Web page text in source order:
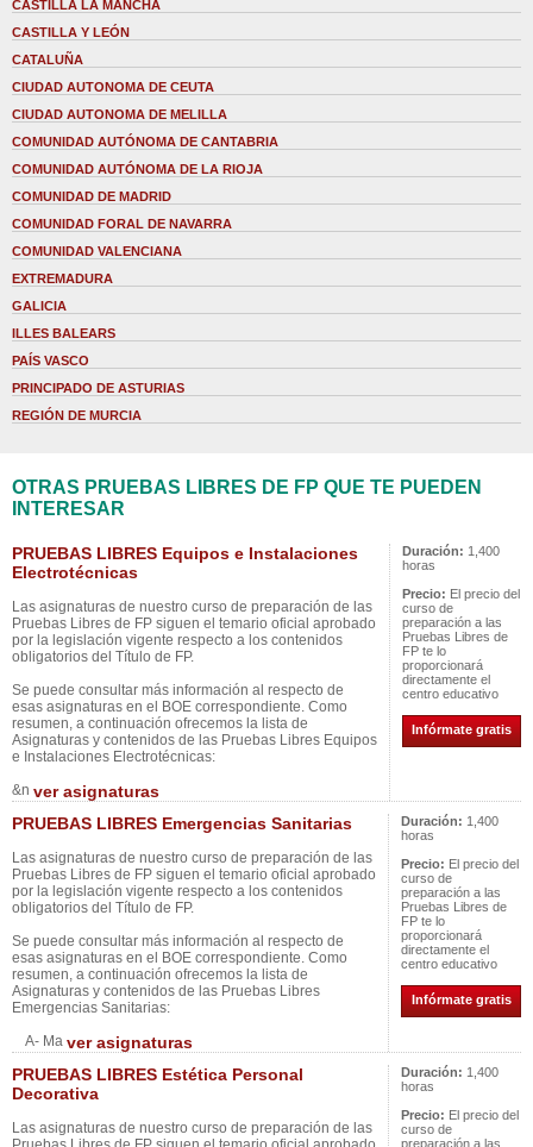
CASTILLA LA MANCHA
CASTILLA Y LEÓN
CATALUÑA
CIUDAD AUTONOMA DE CEUTA
CIUDAD AUTONOMA DE MELILLA
COMUNIDAD AUTÓNOMA DE CANTABRIA
COMUNIDAD AUTÓNOMA DE LA RIOJA
COMUNIDAD DE MADRID
COMUNIDAD FORAL DE NAVARRA
COMUNIDAD VALENCIANA
EXTREMADURA
GALICIA
ILLES BALEARS
PAÍS VASCO
PRINCIPADO DE ASTURIAS
REGIÓN DE MURCIA
OTRAS PRUEBAS LIBRES DE FP QUE TE PUEDEN
INTERESAR
PRUEBAS LIBRES Equipos e Instalaciones
Electrotécnicas
Las asignaturas de nuestro curso de preparación de las
Pruebas Libres de FP siguen el temario oficial aprobado
por la legislación vigente respecto a los contenidos
obligatorios del Título de FP.
Se puede consultar más información al respecto de
esas asignaturas en el BOE correspondiente. Como
resumen, a continuación ofrecemos la lista de
Asignaturas y contenidos de las Pruebas Libres Equipos
e Instalaciones Electrotécnicas:
&n ver asignaturas
Duración: 1,400
horas
Precio: El precio del
curso de
preparación a las
Pruebas Libres de
FP te lo
proporcionará
directamente el
centro educativo
Infórmate gratis
PRUEBAS LIBRES Emergencias Sanitarias
Las asignaturas de nuestro curso de preparación de las
Pruebas Libres de FP siguen el temario oficial aprobado
por la legislación vigente respecto a los contenidos
obligatorios del Título de FP.
Se puede consultar más información al respecto de
esas asignaturas en el BOE correspondiente. Como
resumen, a continuación ofrecemos la lista de
Asignaturas y contenidos de las Pruebas Libres
Emergencias Sanitarias:
A- Ma ver asignaturas
Duración: 1,400
horas
Precio: El precio del
curso de
preparación a las
Pruebas Libres de
FP te lo
proporcionará
directamente el
centro educativo
Infórmate gratis
PRUEBAS LIBRES Estética Personal
Decorativa
Las asignaturas de nuestro curso de preparación de las
Duración: 1,400
horas
Precio: El precio del
curso de
preparación a las